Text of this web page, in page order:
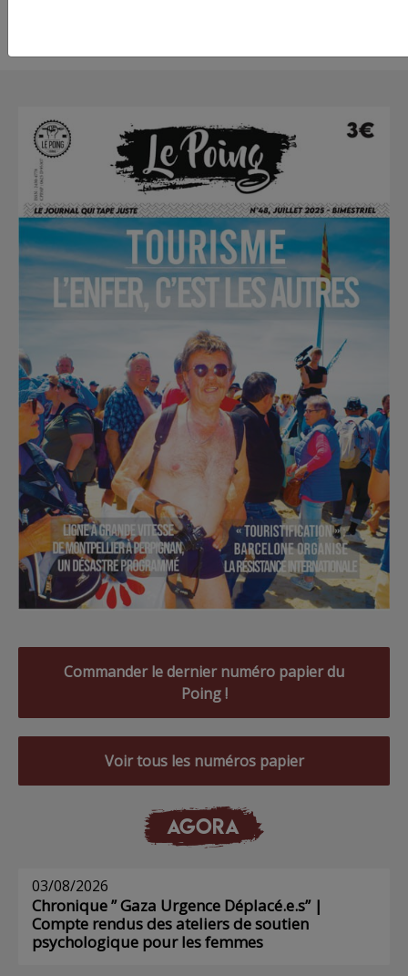
Commander le dernier numéro papier du
Poing !
Voir tous les numéros papier
AGORA
03/08/2026
Chronique ” Gaza Urgence Déplacé.e.s” |
Compte rendus des ateliers de soutien
psychologique pour les femmes